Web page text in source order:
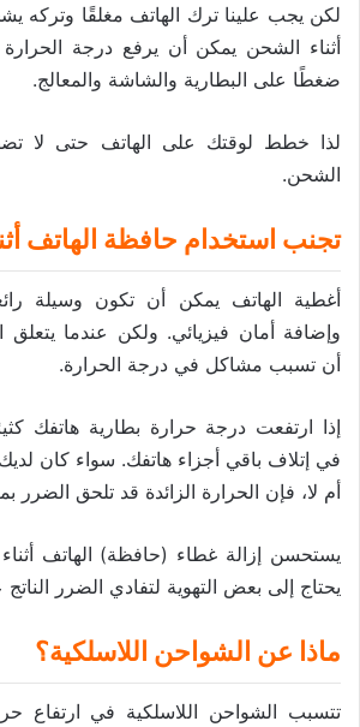
لكن يجب علينا ترك الهاتف مغلقًا وتركه
أثناء الشحن يمكن أن يرفع درجة
ضغطًا على البطارية والشاشة والمعالج.
لذا خطط لوقتك على الهاتف حتى لا
الشحن.
تجنب استخدام حافظة الهاتف
أغطية الهاتف يمكن أن تكون وسيلة
وإضافة أمان فيزيائي. ولكن عندما يتعلق
أن تسبب مشاكل في درجة الحرارة.
إذا ارتفعت درجة حرارة بطارية هاتفك
في إتلاف باقي أجزاء هاتفك. سواء كان لديك
أم لا، فإن الحرارة الزائدة قد تلحق الضرر
يستحسن إزالة غطاء (حافظة) الهاتف
يحتاج إلى بعض التهوية لتفادي الضرر الناتج
ماذا عن الشواحن اللاسلكية؟
تتسبب الشواحن اللاسلكية في ارتفاع